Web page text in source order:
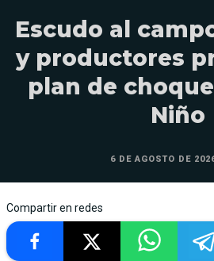
Escudo al
y productores
plan de
Niño
6 DE AGOSTO DE
Compartir en redes